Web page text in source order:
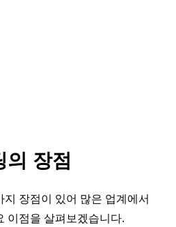
의 장점
장점이 있어 많은 업계에서
이점을 살펴보겠습니다.